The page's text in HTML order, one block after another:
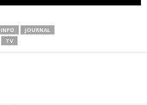
INFO
JOURNAL
TV